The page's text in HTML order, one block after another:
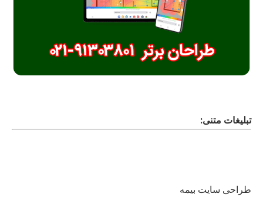
تبلیغات متنی:
طراحی سایت بیمه